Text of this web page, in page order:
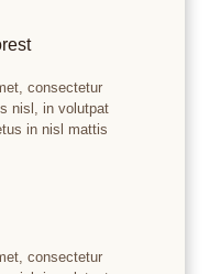
consectetur
nisl, in volutpat
in nisl mattis
consectetur